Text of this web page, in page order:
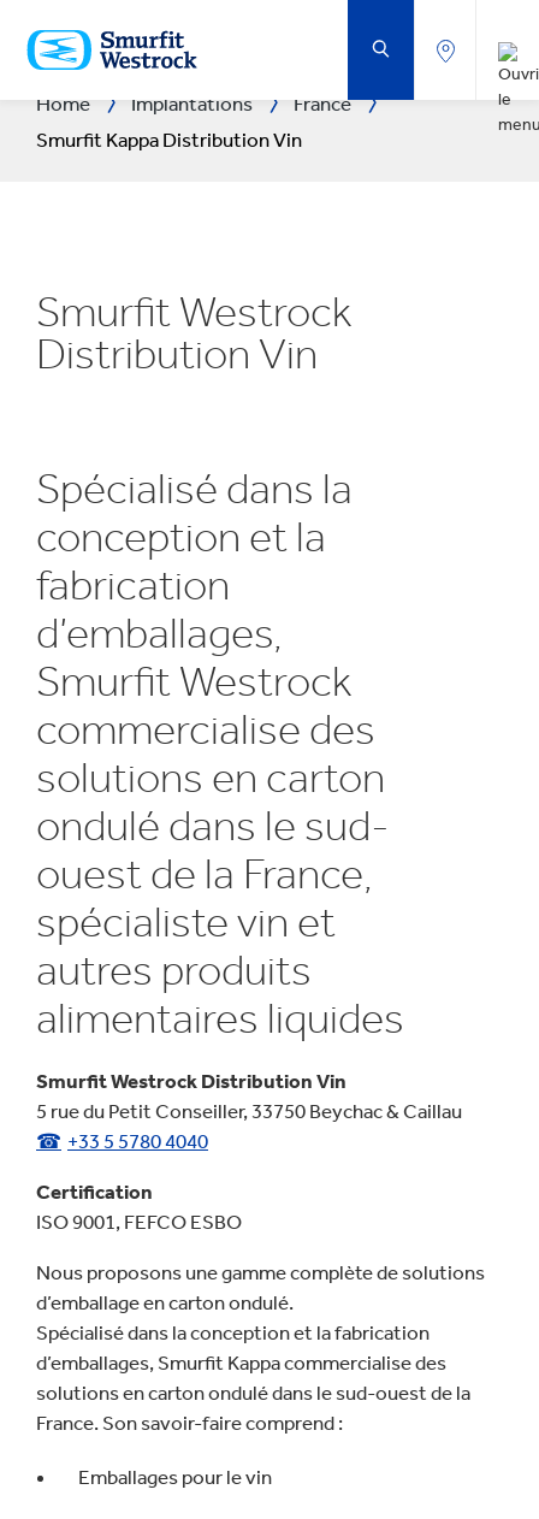
AU
CONTENU
PRINCIPAL
Home Implantations
France
Smurfit Kappa Distribution Vin
Smurfit Westrock
Distribution Vin
Spécialisé dans la
conception et la
fabrication
d’emballages,
Smurfit Westrock
commercialise des
solutions en carton
ondulé dans le sud-
ouest de la France,
spécialiste vin et
autres produits
alimentaires liquides
Smurfit Westrock Distribution Vin
5 rue du Petit Conseiller, 33750 Beychac & Caillau
+33 5 5780 4040
Certification
ISO 9001, FEFCO ESBO
Nous proposons une gamme complète de solutions
d’emballage en carton ondulé.
Spécialisé dans la conception et la fabrication
d’emballages, Smurfit Kappa commercialise des
solutions en carton ondulé dans le sud-ouest de la
France. Son savoir-faire comprend :
Emballages pour le vin